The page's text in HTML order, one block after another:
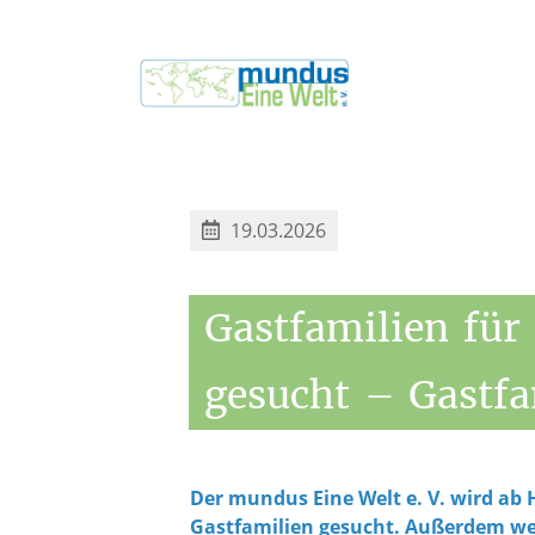
19.03.2026
Gastfamilien für
gesucht –
Der mundus Eine Welt e. V. wird
Gastfamilien gesucht. Außerdem